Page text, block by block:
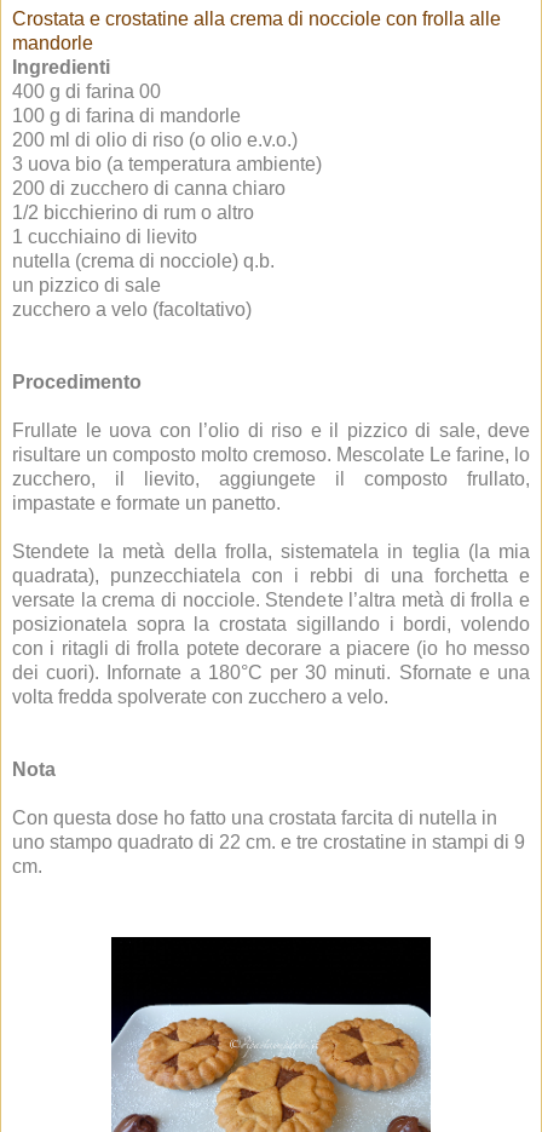
Crostata e crostatine alla crema di nocciole con frolla alle
mandorle
Ingredienti
400 g di farina 00
100 g di farina di mandorle
200 ml di olio di riso (o olio e.v.o.)
3 uova bio (a temperatura ambiente)
200 di zucchero di canna chiaro
1/2 bicchierino di rum o altro
1 cucchiaino di lievito
nutella (crema di nocciole) q.b.
un pizzico di sale
zucchero a velo (facoltativo)
Procedimento
Frullate le uova con l’olio di riso e il pizzico di sale, deve
risultare un composto molto cremoso. Mescolate Le farine, lo
zucchero, il lievito, aggiungete il composto frullato,
impastate e formate un panetto.
Stendete la metà della frolla, sistematela in teglia (la mia
quadrata), punzecchiatela con i rebbi di una forchetta e
versate la crema di nocciole. Stendete l’altra metà di frolla e
posizionatela sopra la crostata sigillando i bordi, volendo
con i ritagli di frolla potete decorare a piacere (io ho messo
dei cuori). Infornate a 180°C per 30 minuti. Sfornate e una
volta fredda spolverate con zucchero a velo.
Nota
Con questa dose ho fatto una crostata farcita di nutella in
uno stampo quadrato di 22 cm. e tre crostatine in stampi di 9
cm.